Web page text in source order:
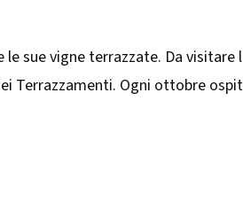
sue vigne terrazzate. Da visitare
Terrazzamenti. Ogni ottobre